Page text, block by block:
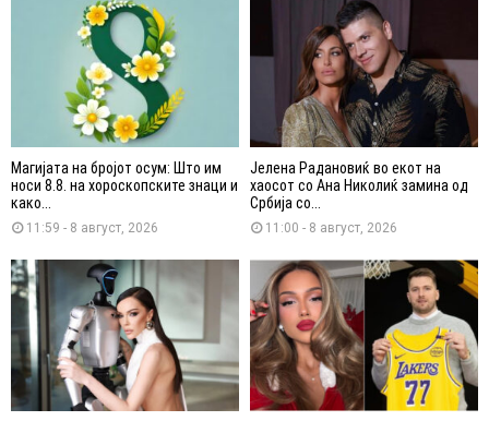
Магијата на бројот осум: Што им
носи 8.8. на хороскопските знаци и
како...
11:59 - 8 август, 2026
Јелена Радановиќ во екот на
хаосот со Ана Николиќ замина од
Србија со...
11:00 - 8 август, 2026